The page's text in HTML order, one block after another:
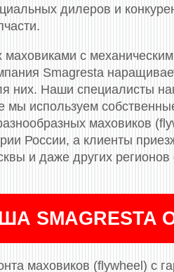
дилеров и
c
Smagresta
них. Наши специалисты
мы используем
маховиков
России, а клиенты
и даже других регионов
SMAGRESTA
маховиков (flywheel) с